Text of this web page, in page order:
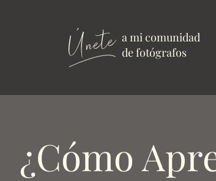
a mi comunidad
de fotógrafos
¿Cómo